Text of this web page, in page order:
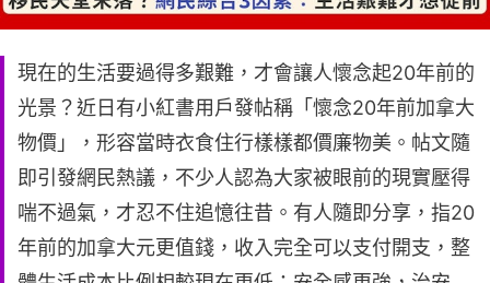
現在的生活要過得多艱難，才會讓人懷念起20年前的
光景？近日有小紅書用戶發帖稱「懷念20年前加拿大
物價」，形容當時衣食住行樣樣都價廉物美。帖文隨
即引發網民熱議，不少人認為大家被眼前的現實壓得
喘不過氣，才忍不住追憶往昔。有人隨即分享，指20
年前的加拿大元更值錢，收入完全可以支付開支，整